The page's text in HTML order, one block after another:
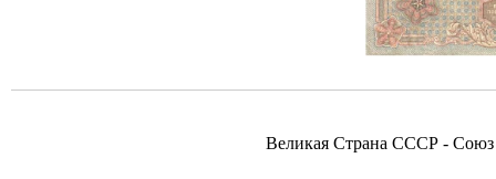
Великая Страна СССР - Союз